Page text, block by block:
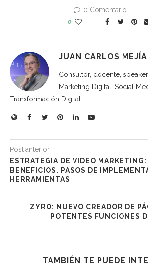
0 Comentario
0
JUAN CARLOS
Consultor, docente,
Marketing Digital, Social
Transformación Digital.
Post anterior
ESTRATEGIA DE VIDEO MARKETING:
BENEFICIOS, PASOS DE
HERRAMIENTAS
ZYRO: NUEVO CREADOR DE
POTENTES FUNCIONES
TAMBIÉN TE PUEDE